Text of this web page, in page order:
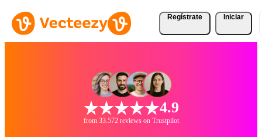
Regístrate Iniciar
4.9
from 33.572 reviews on Trustpilot